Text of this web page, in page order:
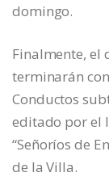
domingo.
Finalmente, el
terminarán
Conductos
editado por el
“Señoríos de
de la Villa.